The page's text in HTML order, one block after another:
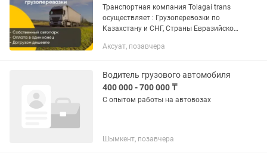
Транспортная компания Tolagai trans
осуществляет : Грузоперевозки по
Казахстану и СНГ, Страны Евразийской
отдельной машиной от двери до двери.
Аксуат, позавчера
Водитель грузового автомобиля
400 000 - 700 000 ₸
С опытом работы на автовозах
Шымкент, позавчера